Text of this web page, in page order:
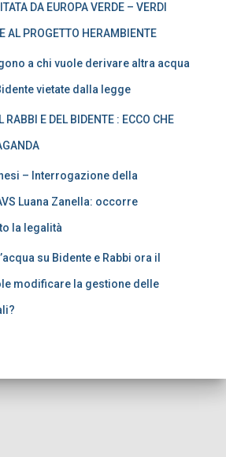
DA EUROPA VERDE – VERDI
AL PROGETTO HERAMBIENTE
a chi vuole derivare altra acqua
vietate dalla legge
RABBI E DEL BIDENTE : ECCO CHE
– Interrogazione della
Luana Zanella: occorre
la legalità
su Bidente e Rabbi ora il
modificare la gestione delle